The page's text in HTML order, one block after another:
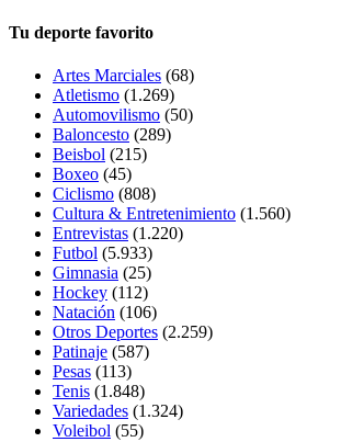
Tu deporte favorito
Artes Marciales (68)
Atletismo (1.269)
Automovilismo (50)
Baloncesto (289)
Beisbol (215)
Boxeo (45)
Ciclismo (808)
Cultura & Entretenimiento (1.560)
Entrevistas (1.220)
Futbol (5.933)
Gimnasia (25)
Hockey (112)
Natación (106)
Otros Deportes (2.259)
Patinaje (587)
Pesas (113)
Tenis (1.848)
Variedades (1.324)
Voleibol (55)